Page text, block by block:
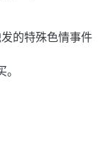
的特殊色情事件